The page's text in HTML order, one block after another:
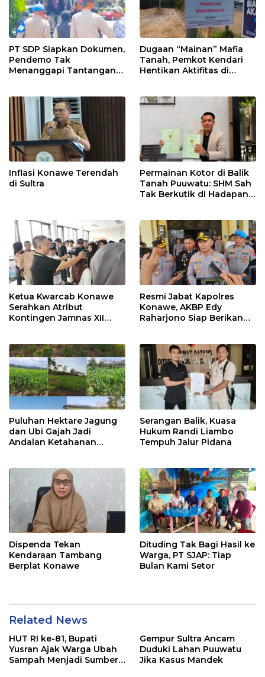
PT SDP Siapkan Dokumen,
Pendemo Tak
Menanggapi Tantangan
Dugaan “Mainan” Mafia
Tanah, Pemkot Kendari
Hentikan Aktifitas di
Inflasi Konawe Terendah
di Sultra
Permainan Kotor di Balik
Tanah Puuwatu: SHM Sah
Tak Berkutik di Hadapan
Ketua Kwarcab Konawe
Serahkan Atribut
Kontingen Jamnas XII
Resmi Jabat Kapolres
Konawe, AKBP Edy
Raharjono Siap Berikan
Puluhan Hektare Jagung
dan Ubi Gajah Jadi
Andalan Ketahanan
Serangan Balik, Kuasa
Hukum Randi Liambo
Tempuh Jalur Pidana
Dispenda Tekan
Kendaraan Tambang
Berplat Konawe
Dituding Tak Bagi Hasil ke
Warga, PT SJAP: Tiap
Bulan Kami Setor
Related News
HUT RI ke-81, Bupati
Yusran Ajak Warga Ubah
Sampah Menjadi Sumber
Gempur Sultra Ancam
Duduki Lahan Puuwatu
Jika Kasus Mandek